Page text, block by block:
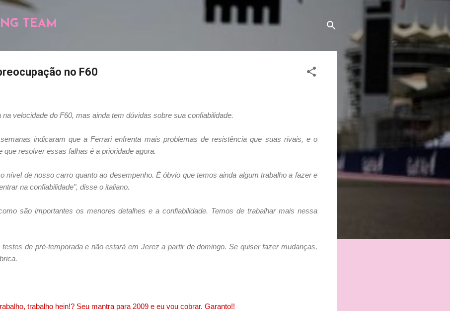
TEAM
no F60
velocidade do F60, mas ainda tem dúvidas sobre sua confiabilidade.
indicaram que a Ferrari enfrenta mais problemas de resistência que suas rivais, e o
que resolver essas falhas é a prioridade agora.
nível de nosso carro quanto ao desempenho. É óbvio que temos ainda algum trabalho a fazer e
na confiabilidade", disse o italiano.
são importantes os menores detalhes e a confiabilidade. Temos de trabalhar mais nessa
de pré-temporada e não estará em Jerez a partir de domingo. Se quiser fazer mudanças,
trabalho hein!? Seu mantra para 2009 e eu vou cobrar. Garanto!!